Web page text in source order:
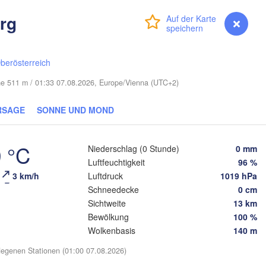
Anmelden myVentusky Vorhersage
511 m / 01:33 07.08.2026, Europe/Vienna (UTC+2)
SONNE UND MOND
°C
3 km/h
Niederschlag (0 Stunde)
0 mm
Luftfeuchtigkeit
96 %
Luftdruck
1019 hPa
Schneedecke
0 cm
Sichtweite
13 km
Bewölkung
100 %
Wolkenbasis
140 m
Stationen (01:00 07.08.2026)
Бабруйск
Баранавічы
Житомир
(Zhytomyr)
(Khmelnytskyi)
(Salihorsk)
Вінниця
(Smolensk)
BELARUS